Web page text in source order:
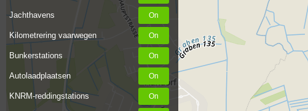
Jachthavens
Kilometrering vaarwegen
Bunkerstations
Autolaadplaatsen
KNRM-reddingstations